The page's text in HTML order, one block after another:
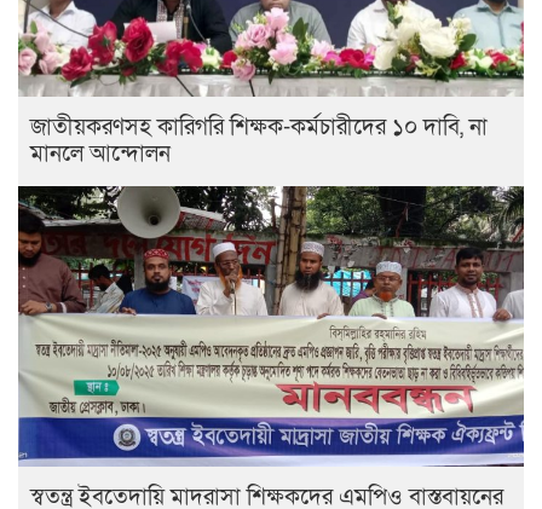
জাতীয়করণসহ কারিগরি শিক্ষক-কর্মচারীদের ১০ দাবি, না
মানলে আন্দোলন
স্বতন্ত্র ইবতেদায়ি মাদরাসা শিক্ষকদের এমপিও বাস্তবায়নের